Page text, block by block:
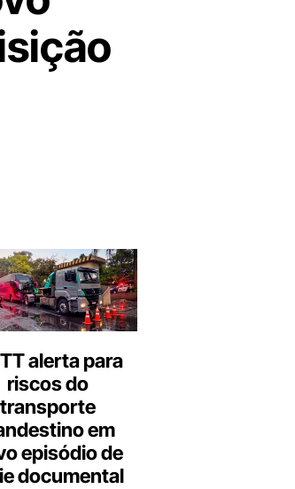
alerta para
riscos do
transporte
em
episódio de
documental